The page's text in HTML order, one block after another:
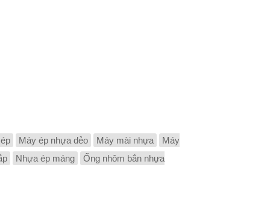
Máy ép nhựa dẻo Máy mài nhựa
Máy
Nhựa ép máng
Ống nhôm bắn nhựa